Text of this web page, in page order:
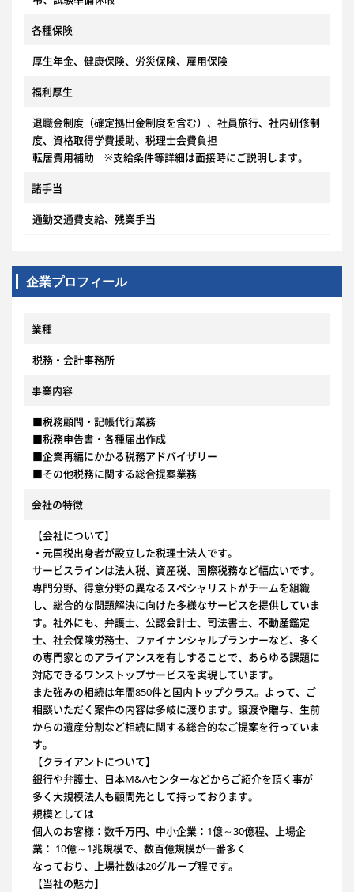
各種保険
厚生年金、健康保険、労災保険、雇用保険
福利厚生
退職金制度（確定拠出金制度を含む）、社員旅行、社内研修制
度、資格取得学費援助、税理士会費負担
転居費用補助 ※支給条件等詳細は面接時にご説明します。
諸手当
通勤交通費支給、残業手当
企業プロフィール
業種
税務・会計事務所
事業内容
■税務顧問・記帳代行業務
■税務申告書・各種届出作成
■企業再編にかかる税務アドバイザリー
■その他税務に関する総合提案業務
会社の特徴
【会社について】
・元国税出身者が設立した税理士法人です。
サービスラインは法人税、資産税、国際税務など幅広いです。
専門分野、得意分野の異なるスペシャリストがチームを組織
し、総合的な問題解決に向けた多様なサービスを提供していま
す。社外にも、弁護士、公認会計士、司法書士、不動産鑑定
士、社会保険労務士、ファイナンシャルプランナーなど、多く
の専門家とのアライアンスを有しすることで、あらゆる課題に
対応できるワンストップサービスを実現しています。
また強みの相続は年間850件と国内トップクラス。よって、ご
相談いただく案件の内容は多岐に渡ります。譲渡や贈与、生前
からの遺産分割など相続に関する総合的なご提案を行っていま
す。
【クライアントについて】
銀行や弁護士、日本M&Aセンターなどからご紹介を頂く事が
多く大規模法人も顧問先として持っております。
規模としては
個人のお客様：数千万円、中小企業：1億～30億程、上場企
業： 10億～1兆規模で、数百億規模が一番多く
なっており、上場社数は20グループ程です。
【当社の魅力】